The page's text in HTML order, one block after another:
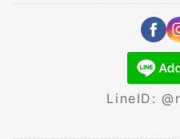
LineID: